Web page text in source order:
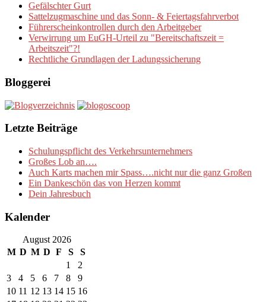
Gefälschter Gurt
Sattelzugmaschine und das Sonn- & Feiertagsfahrverbot
Führerscheinkontrollen durch den Arbeitgeber
Verwirrung um EuGH-Urteil zu "Bereitschaftszeit =
Arbeitszeit"?!
Rechtliche Grundlagen der Ladungssicherung
Bloggerei
Letzte Beiträge
Schulungspflicht des Verkehrsunternehmers
Großes Lob an….
Auch Karts machen mir Spass….nicht nur die ganz Großen
Ein Dankeschön das von Herzen kommt
Dein Jahresbuch
Kalender
August 2026
M D M D F S
S
1
2
3
4 5 6 7 8
9
10 11 12 13 14 15 16